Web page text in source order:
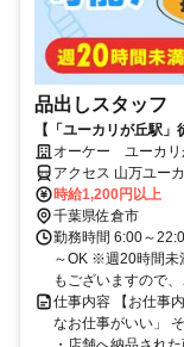
品出しスタッフ
【「ユーカリが丘駅
ニガテでも安心のシン
オーケー ユーカリ
アクセス 山万ユー
が丘線 ユーカリが
成本線「ユーカリが
時給1,200円以上
千葉県佐倉市
勤務時間 6:00～
～OK ※週20時間未
もございますので
仕事内容 【お仕事
なお仕事がいい」